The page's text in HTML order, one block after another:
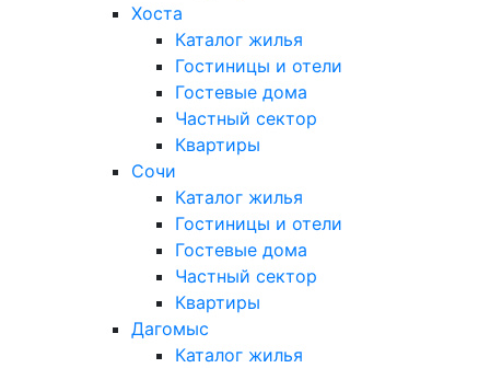
Хоста
Каталог жилья
Гостиницы и отели
Гостевые дома
Частный сектор
Квартиры
Сочи
Каталог жилья
Гостиницы и отели
Гостевые дома
Частный сектор
Квартиры
Дагомыс
Каталог жилья